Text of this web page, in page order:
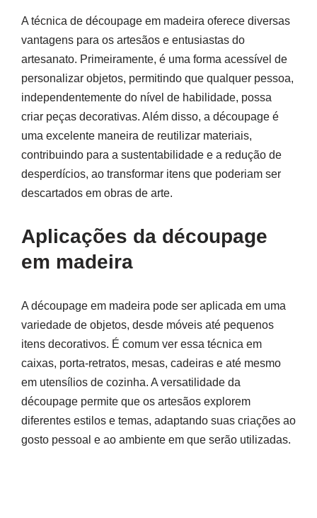
A técnica de découpage em madeira oferece diversas
vantagens para os artesãos e entusiastas do
artesanato. Primeiramente, é uma forma acessível de
personalizar objetos, permitindo que qualquer pessoa,
independentemente do nível de habilidade, possa
criar peças decorativas. Além disso, a découpage é
uma excelente maneira de reutilizar materiais,
contribuindo para a sustentabilidade e a redução de
desperdícios, ao transformar itens que poderiam ser
descartados em obras de arte.
Aplicações da découpage
em madeira
A découpage em madeira pode ser aplicada em uma
variedade de objetos, desde móveis até pequenos
itens decorativos. É comum ver essa técnica em
caixas, porta-retratos, mesas, cadeiras e até mesmo
em utensílios de cozinha. A versatilidade da
découpage permite que os artesãos explorem
diferentes estilos e temas, adaptando suas criações ao
gosto pessoal e ao ambiente em que serão utilizadas.